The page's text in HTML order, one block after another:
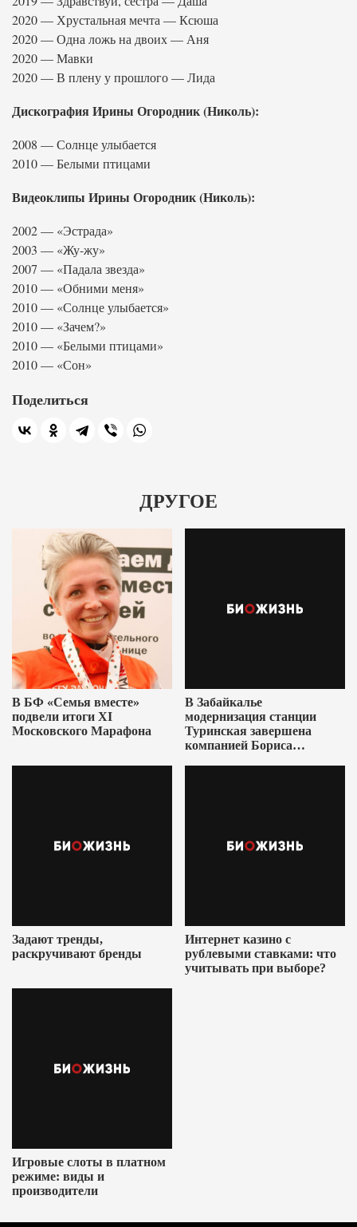
2020 — Хрустальная мечта — Ксюша
2020 — Одна ложь на двоих — Аня
2020 — Мавки
2020 — В плену у прошлого — Лида
Дискография Ирины Огородник (Николь):
2008 — Солнце улыбается
2010 — Белыми птицами
Видеоклипы Ирины Огородник (Николь):
2002 — «Эстрада»
2003 — «Жу-жу»
2007 — «Падала звезда»
2010 — «Обними меня»
2010 — «Солнце улыбается»
2010 — «Зачем?»
2010 — «Белыми птицами»
2010 — «Сон»
Поделиться
ДРУГОЕ
В БФ «Семья вместе»
подвели итоги XI
Московского Марафона
В Забайкалье
модернизация станции
Туринская завершена
компанией Бориса
Задают тренды,
раскручивают бренды
Интернет казино с
рублевыми ставками: что
учитывать при выборе?
Игровые слоты в платном
режиме: виды и
производители